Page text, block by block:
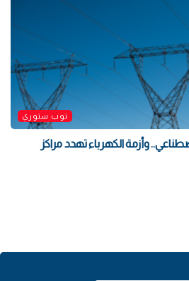
توب ستوري
وأزمة الكهرباء تهدد مراكز